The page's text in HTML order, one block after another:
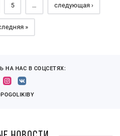
5 … следующая ›
»
НА НАС В СОЦСЕТЯХ: